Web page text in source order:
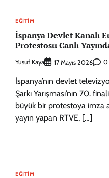
EĞITIM
İspanya Devlet Kanalı
Protestosu Canlı
Yusuf Kaya 17 Mayıs 2026 0
İspanya’nın devlet
Şarkı Yarışması’nın 70.
büyük bir protestoya imza
yayın yapan RTVE, […]
EĞITIM